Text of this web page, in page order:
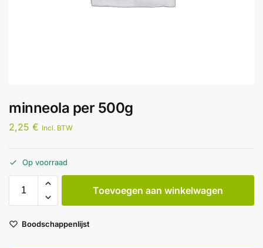
minneola per 500g
2,25 € Incl. BTW
Op voorraad
Toevoegen aan winkelwagen
Boodschappenlijst